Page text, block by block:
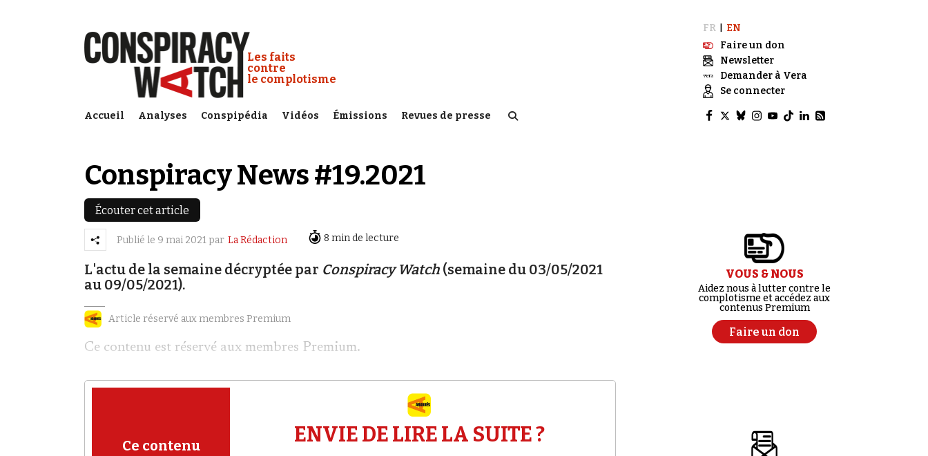
Conspiracy Watch :
Les faits
contre
le complotisme
Accueil Analyses Conspipédia Vidéos Émissions Revues de presse
FR
EN
Faire un don
Newsletter
Demander à Vera
Se connecter
Conspiracy News #19.2021
Écouter cet article
Publié le 9 mai 2021 par La Rédaction 8 min de lecture
L'actu de la semaine décryptée par Conspiracy Watch (semaine du 03/05/2021
au 09/05/2021).
Article réservé aux membres Premium
Ce contenu est réservé aux membres Premium.
Ce contenu
ENVIE DE LIRE LA SUITE ?
VOUS & NOUS
Aidez nous à lutter contre le
complotisme et accédez aux
contenus Premium
Faire un don